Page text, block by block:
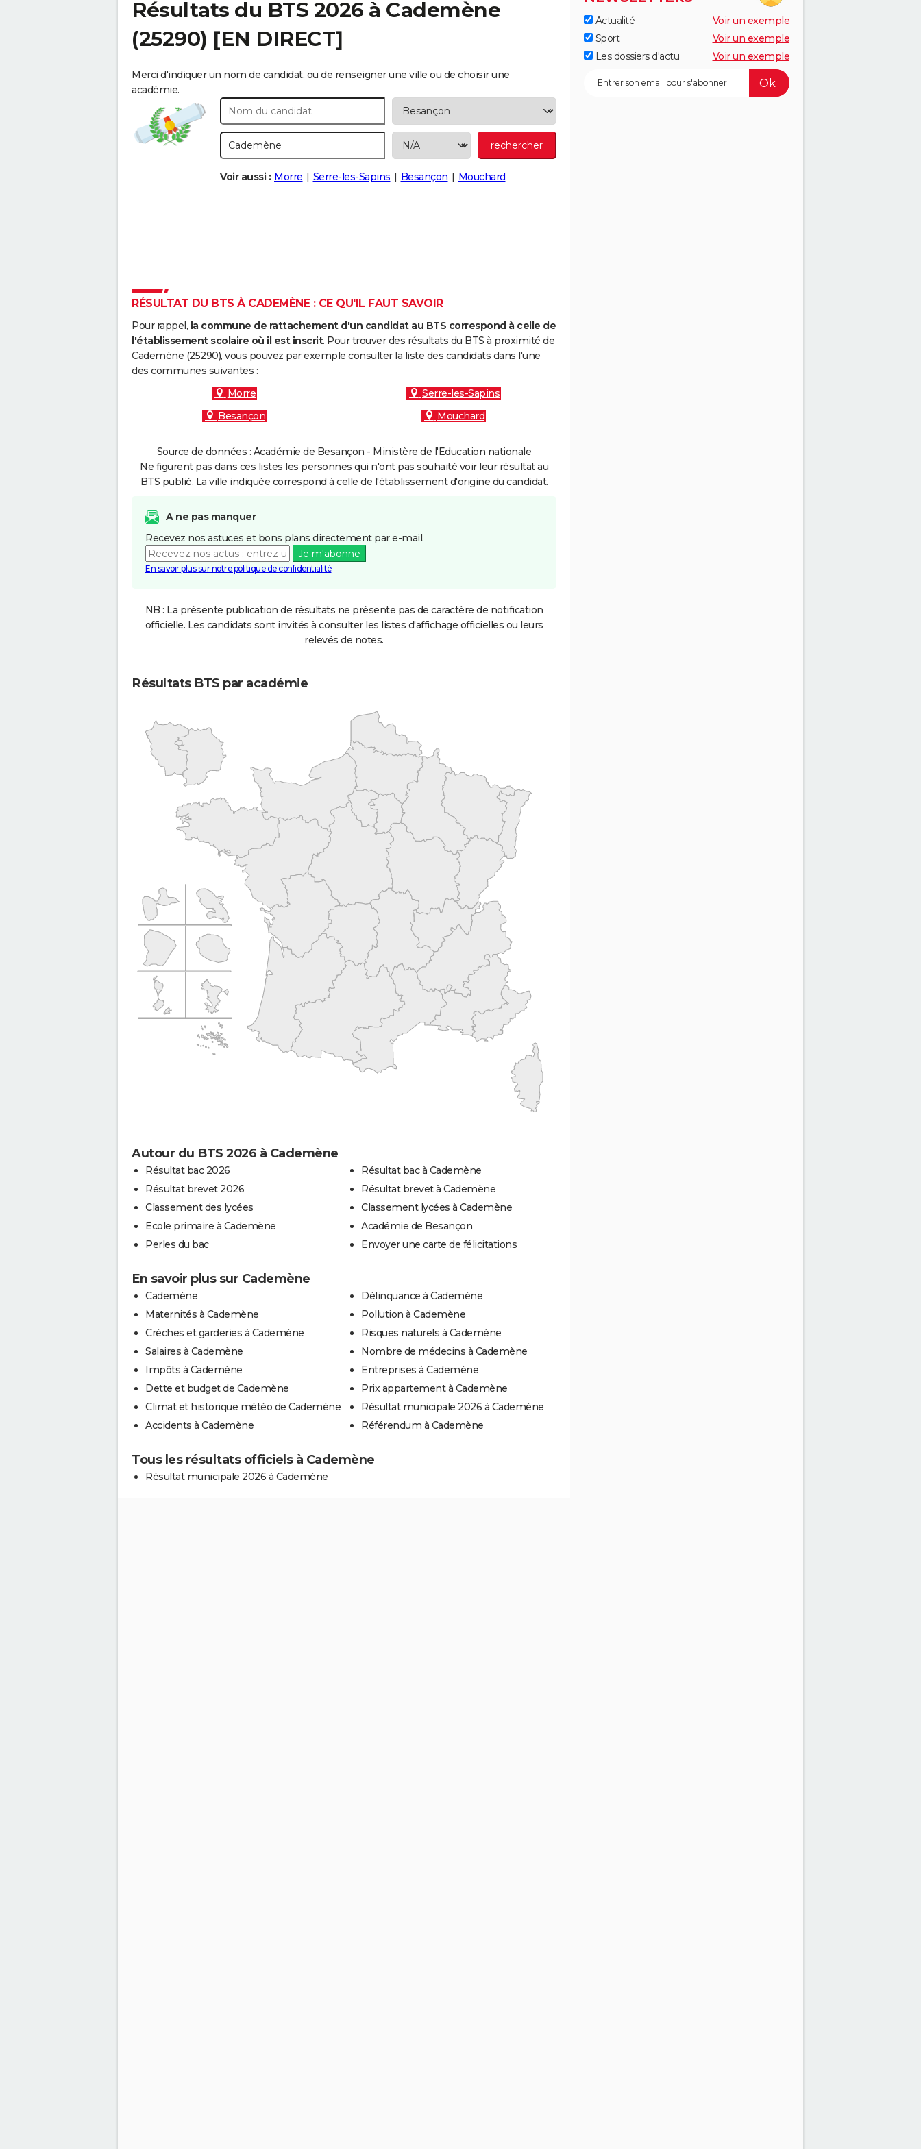
Résultats du BTS 2026 à Cademène
(25290) [EN DIRECT]
Merci d'indiquer un nom de candidat, ou de renseigner une ville ou de choisir une
académie.
Voir aussi : Morre Serre-les-Sapins Besançon Mouchard
RÉSULTAT DU BTS À CADEMÈNE : CE QU'IL FAUT SAVOIR
Pour rappel, la commune de rattachement d'un candidat au BTS correspond à celle de
l'établissement scolaire où il est inscrit. Pour trouver des résultats du BTS à proximité de
Cademène (25290), vous pouvez par exemple consulter la liste des candidats dans l'une
des communes suivantes :
Morre
Serre-les-Sapins
Besançon
Mouchard
Source de données : Académie de Besançon - Ministère de l'Education nationale
Ne figurent pas dans ces listes les personnes qui n'ont pas souhaité voir leur résultat au
BTS publié. La ville indiquée correspond à celle de l'établissement d'origine du candidat.
A ne pas manquer
Recevez nos astuces et bons plans directement par e-mail.
Je m'abonne
En savoir plus sur notre politique de confidentialité
NB : La présente publication de résultats ne présente pas de caractère de notification
officielle. Les candidats sont invités à consulter les listes d'affichage officielles ou leurs
relevés de notes.
Résultats BTS par académie
Autour du BTS 2026 à Cademène
Résultat bac 2026
Résultat brevet 2026
Classement des lycées
Ecole primaire à Cademène
Perles du bac
Résultat bac à Cademène
Résultat brevet à Cademène
Classement lycées à Cademène
Académie de Besançon
Envoyer une carte de félicitations
En savoir plus sur Cademène
Cademène
Maternités à Cademène
Crèches et garderies à Cademène
Salaires à Cademène
Impôts à Cademène
Dette et budget de Cademène
Climat et historique météo de Cademène
Accidents à Cademène
Délinquance à Cademène
Pollution à Cademène
Risques naturels à Cademène
Nombre de médecins à Cademène
Entreprises à Cademène
Prix appartement à Cademène
Résultat municipale 2026 à Cademène
Référendum à Cademène
Tous les résultats officiels à Cademène
Résultat municipale 2026 à Cademène
Actualité
Voir un exemple
Sport
Voir un exemple
Les dossiers d'actu
Voir un exemple